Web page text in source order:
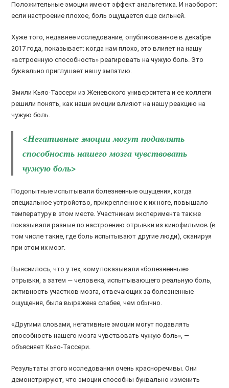
Положительные эмоции имеют эффект анальгетика. И наоборот:
если настроение плохое, боль ощущается еще сильней.
Хуже того, недавнее исследование, опубликованное в декабре
2017 года, показывает: когда нам плохо, это влияет на нашу
«встроенную способность» реагировать на чужую боль. Это
буквально приглушает нашу эмпатию.
Эмили Кьяо-Тассери из Женевского университета и ее коллеги
решили понять, как наши эмоции влияют на нашу реакцию на
чужую боль.
<Негативные эмоции могут подавлять
способность нашего мозга чувствовать
чужую боль>
Подопытные испытывали болезненные ощущения, когда
специальное устройство, прикрепленное к их ноге, повышало
температуру в этом месте. Участникам эксперимента также
показывали разные по настроению отрывки из кинофильмов (в
том числе такие, где боль испытывают другие люди), сканируя
при этом их мозг.
Выяснилось, что у тех, кому показывали «болезненные»
отрывки, а затем — человека, испытывающего реальную боль,
активность участков мозга, отвечающих за болезненные
ощущения, была выражена слабее, чем обычно.
«Другими словами, негативные эмоции могут подавлять
способность нашего мозга чувствовать чужую боль», —
объясняет Кьяо-Тассери.
Результаты этого исследования очень красноречивы. Они
демонстрируют, что эмоции способны буквально изменить